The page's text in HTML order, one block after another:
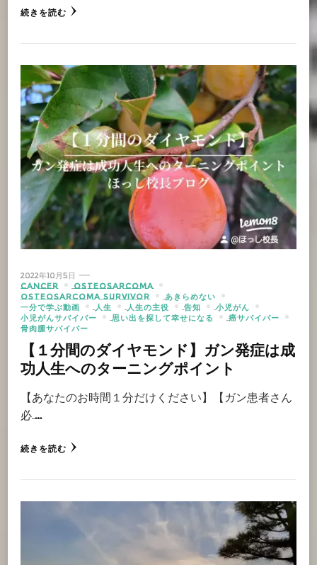
続きを読む
2022年10月5日
CANCER
OSTEOSARCOMA
OSTEOSARCOMA SURVIVOR
あきらめない
一分で学ぶ動画
人生 人生の主役 告知
小児がん
小児がんサバイバー
思い出を探して幸せになる
癌サバイバー
骨肉腫サバイバー
【１分間のダイヤモンド】ガン発症は成
功人生へのターニングポイント
【あなたのお時間１分だけください】【ガン患者さん
必 …
続きを読む